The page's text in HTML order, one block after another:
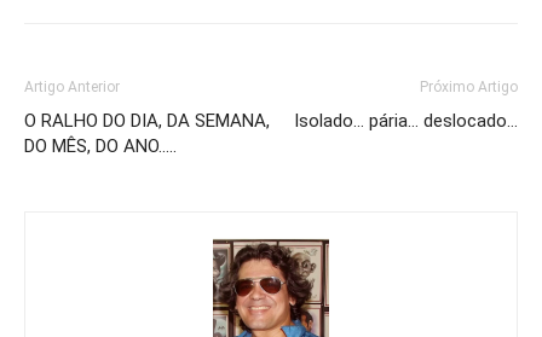
Artigo Anterior
O RALHO DO DIA, DA SEMANA,
DO MÊS, DO ANO…..
Próximo Artigo
Isolado… pária… deslocado…